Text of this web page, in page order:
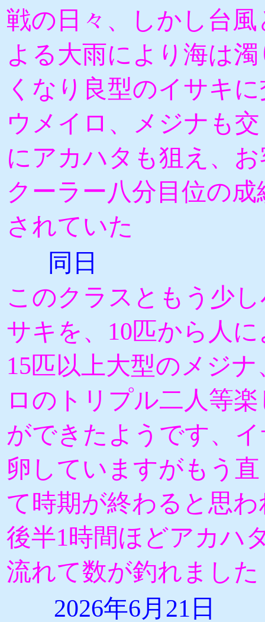
戦の日々、しかし台風
よる大雨により海は
くなり良型のイサキ
ウメイロ、メジナも
にアカハタも狙え、
クーラー八分目位の成
されていた
同日
このクラスともう少
サキを、10匹から人
15匹以上大型のメジ
ロのトリプル二人等
ができたようです、
卵していますがもう
て時期が終わると思
後半1時間ほどアカハ
流れて数が釣れました
2026年6月21日